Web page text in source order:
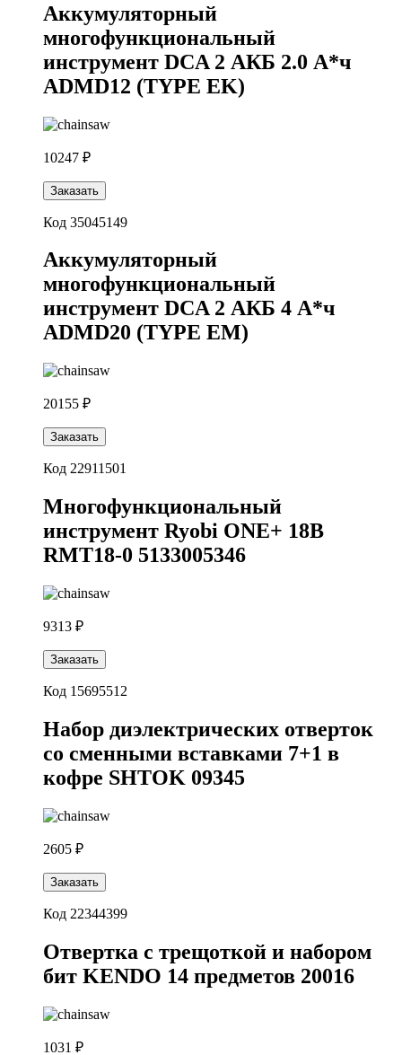
Аккумуляторный
многофункциональный
инструмент DCA 2 АКБ 2.0 А*ч
ADMD12 (TYPE EK)
10247 ₽
Заказать
Код 35045149
Аккумуляторный
многофункциональный
инструмент DCA 2 АКБ 4 А*ч
ADMD20 (TYPE EM)
20155 ₽
Заказать
Код 22911501
Многофункциональный
инструмент Ryobi ONE+ 18В
RMT18-0 5133005346
9313 ₽
Заказать
Код 15695512
Набор диэлектрических отверток
со сменными вставками 7+1 в
кофре SHTOK 09345
2605 ₽
Заказать
Код 22344399
Отвертка с трещоткой и набором
бит KENDO 14 предметов 20016
1031 ₽